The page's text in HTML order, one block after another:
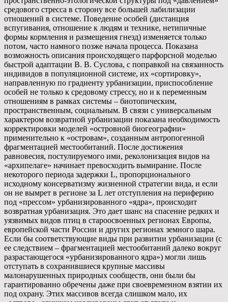
средового стресса в сторону все большей лабилизации
отношений в системе. Поведение особей (дистанция
вспугивания, отношение к людям и технике, нетипичные
формы кормления и размещения гнезд) изменяется только
потом, часто намного позже начала процесса. Показана
возможность описания происходящего парфорсной моделью
быстрой адаптации В. В. Суслова, с поправкой на связанность
индивидов в популяционной системе, их «сортировку»,
направленную по градиенту урбанизации, приспособление
особей не только к средовому стрессу, но и к переменным
отношениям в рамках системы – биотопическим,
пространственным, социальным. В связи с универсальным
характером возвратной урбанизации показана необходимость
корректировки моделей «островной биогеографии»
применительно к «островам», созданным антропогенной
фрагментацией местообитаний. После достижения
равновесия, постулируемого ими, реколонизация видов на
«архипелаге» начинает превосходить вымирание. После
некоторого периода задержки L, пропорционального
исходному консерватизму жизненной стратегии вида, и если
он не вымрет в регионе за L лет отступления на периферию
под «прессом» урбанизированного «ядра», происходит
возвратная урбанизация. Это дает шанс на спасение редких и
уязвимых видов птиц в староосвоенных регионах Европы,
европейской части России и других регионах земного шара.
Если бы соответствующие виды при развитии урбанизации (с
ее следствием – фрагментацией местообитаний далеко вокруг
разрастающегося «урбанизированного ядра») могли лишь
отступать в сохранившиеся крупные массивы
малонарушенных природных сообществ, они были бы
гарантированно обречены даже при своевременном взятии их
под охрану. Этих массивов всегда слишком мало, их